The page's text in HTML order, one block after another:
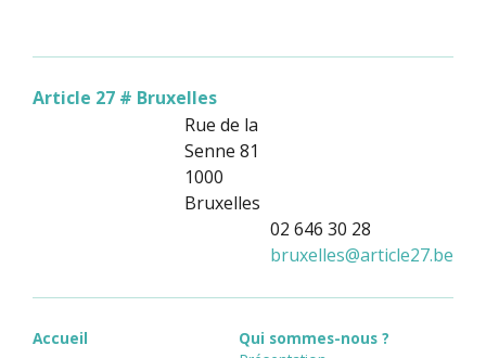
Article 27 # Bruxelles
Rue de la
Senne 81
1000
Bruxelles
02 646 30 28
bruxelles@article27.be
Accueil
Qui sommes-nous ?